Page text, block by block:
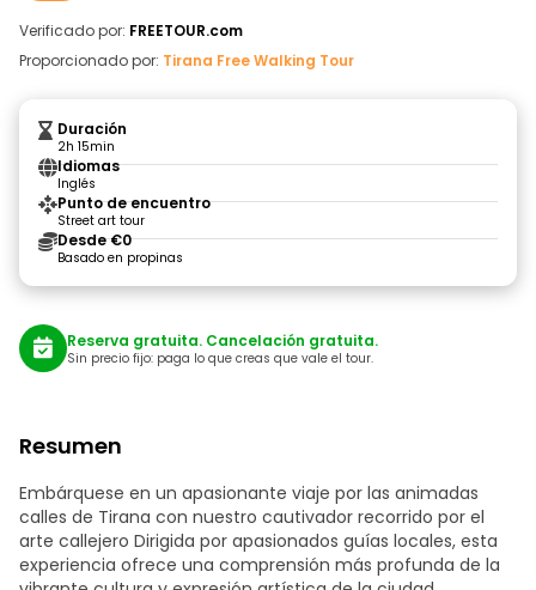
Verificado por: FREETOUR.com
Proporcionado por: Tirana Free Walking Tour
Duración
2h 15min
Idiomas
Inglés
Punto de encuentro
Street art tour
Desde €0
Basado en propinas
Reserva gratuita. Cancelación gratuita.
Sin precio fijo: paga lo que creas que vale el tour.
Resumen
Embárquese en un apasionante viaje por las animadas
calles de Tirana con nuestro cautivador recorrido por el
arte callejero Dirigida por apasionados guías locales, esta
experiencia ofrece una comprensión más profunda de la